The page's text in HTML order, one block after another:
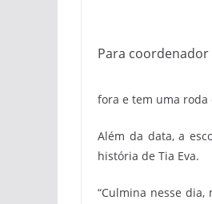
Para coordenador
fora e tem uma roda
Além da data, a
história de Tia Eva.
“Culmina nesse